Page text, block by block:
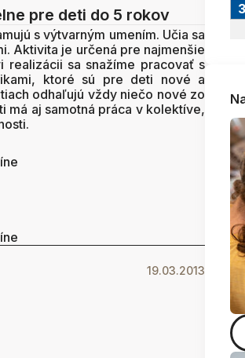
pre deti do 5 rokov
s výtvarným umením. Učia sa
Aktivita je určená pre najmenšie
sa snažíme pracovať s
ktoré sú pre deti nové a
odhaľujú vždy niečo nové zo
má aj samotná práca v kolektíve,
19.03.2013